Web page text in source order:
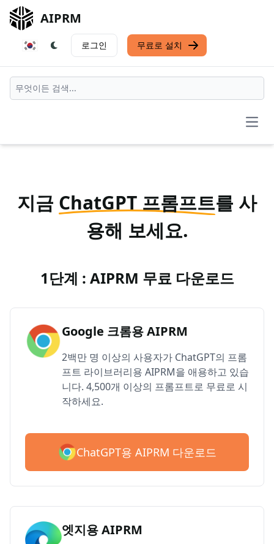
AIPRM
로그인 무료로 설치
지금 ChatGPT 프롬프트를 사
용해 보세요.
1단계 : AIPRM 무료 다운로드
Google 크롬용 AIPRM
2백만 명 이상의 사용자가 ChatGPT의 프롬
프트 라이브러리용 AIPRM을 애용하고 있습
니다. 4,500개 이상의 프롬프트로 무료로 시
작하세요.
ChatGPT용 AIPRM 다운로드
엣지용 AIPRM